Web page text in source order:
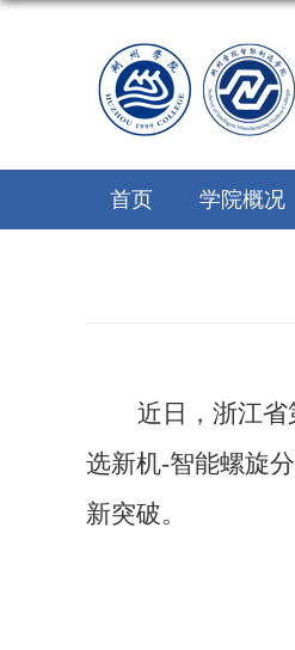
首页 学院概况
近日，浙江省
选新机-智能螺旋
新突破。